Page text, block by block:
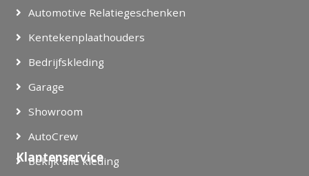
Automotive Relatiegeschenken
Kentekenplaathouders
Bedrijfskleding
Garage
Showroom
AutoCrew
Bekijk alle kleding
Klantenservice